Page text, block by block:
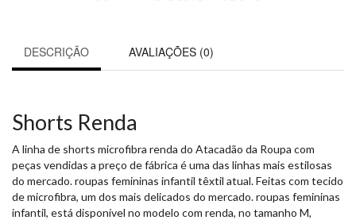
DESCRIÇÃO AVALIAÇÕES (0)
Shorts Renda
A linha de shorts microfibra renda do Atacadão da Roupa com
peças vendidas a preço de fábrica é uma das linhas mais estilosas
do mercado. roupas femininas infantil têxtil atual. Feitas com tecido
de microfibra, um dos mais delicados do mercado. roupas femininas
infantil, está disponível no modelo com renda, no tamanho M,